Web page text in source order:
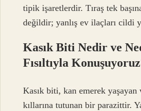
tipik işaretlerdir. Tıraş tek
değildir; yanlış ev ilaçları cildi
Kasık Biti Nedir ve
Fısıltıyla
Kasık biti, kan emerek yaşayan
kıllarına tutunan bir parazittir.